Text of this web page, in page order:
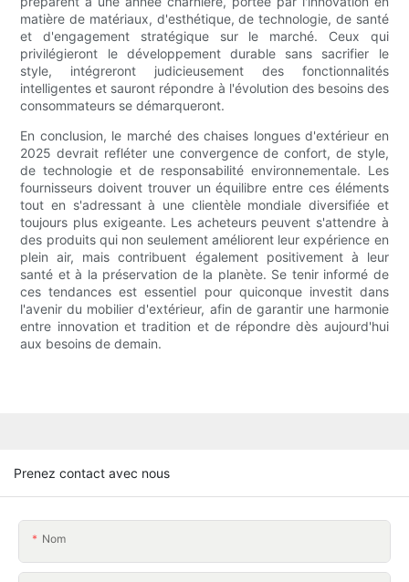
matière de matériaux, d'esthétique, de technologie, de santé
et d'engagement stratégique sur le marché. Ceux qui
privilégieront le développement durable sans sacrifier le
style, intégreront judicieusement des fonctionnalités
intelligentes et sauront répondre à l'évolution des besoins des
consommateurs se démarqueront.
En conclusion, le marché des chaises longues d'extérieur en
2025 devrait refléter une convergence de confort, de style,
de technologie et de responsabilité environnementale. Les
fournisseurs doivent trouver un équilibre entre ces éléments
tout en s'adressant à une clientèle mondiale diversifiée et
toujours plus exigeante. Les acheteurs peuvent s'attendre à
des produits qui non seulement améliorent leur expérience en
plein air, mais contribuent également positivement à leur
santé et à la préservation de la planète. Se tenir informé de
ces tendances est essentiel pour quiconque investit dans
l'avenir du mobilier d'extérieur, afin de garantir une harmonie
entre innovation et tradition et de répondre dès aujourd'hui
aux besoins de demain.
Prenez contact avec nous
Nom